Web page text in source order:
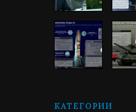
КАТЕГОРИИ